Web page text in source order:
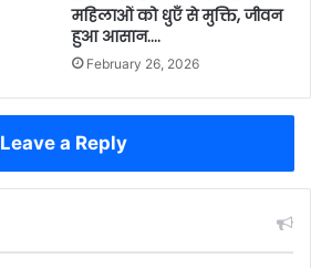
महिलाओं को धुएँ से मुक्ति, जीवन
हुआ आसान….
February 26, 2026
Leave a Reply